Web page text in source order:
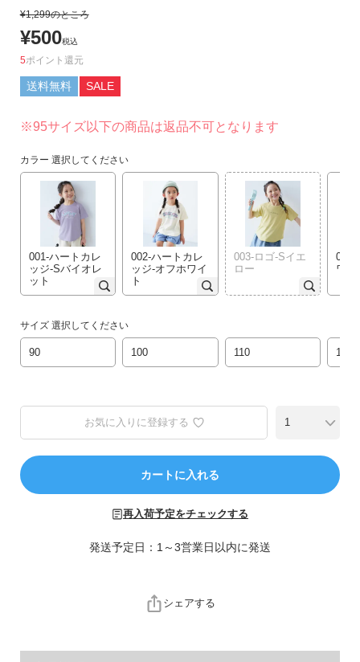
す
ン
キ
グ
ら
探
す
特
探
イ
¥1,299のところ
¥500税込
5ポイント
送料無料 SALE
※95サイズ以下の商品は返品不可となります
カラー 選択してください
001-ハートカレ
ッジ-Sバイオレ
ット
002-ハートカレ
ッジ-オフホワイ
ト
003-ロゴ-Sイエ
ロー
004-
ワイ
サイズ 選択してください
90 100 110 120
お気に入りに登録する
カートに入れる
再入荷予定をチェックする
発送予定日：1～3営業日以内に発送
シェアする